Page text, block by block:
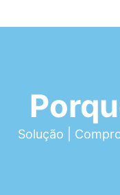
Solução |